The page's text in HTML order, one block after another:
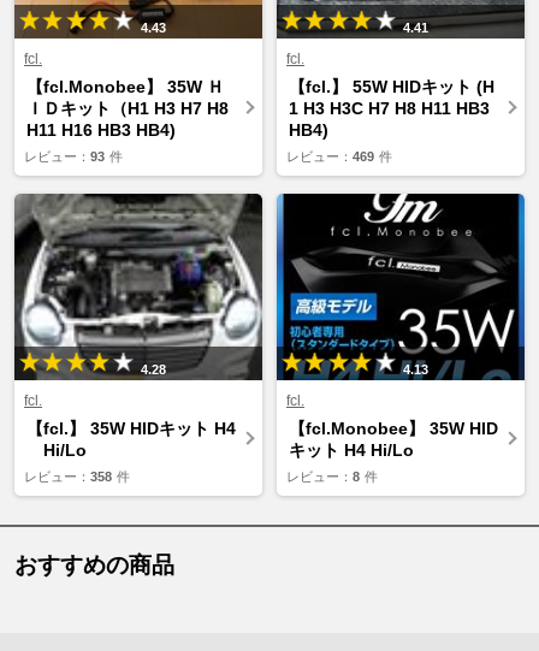
4.43
fcl.
【fcl.Monobee】 35W Ｈ
ＩＤキット（H1 H3 H7 H8
H11 H16 HB3 HB4)
レビュー： 93 件
4.41
fcl.
【fcl.】 55W HIDキット (H
1 H3 H3C H7 H8 H11 HB3
HB4)
レビュー： 469 件
4.28
fcl.
【fcl.】 35W HIDキット H4
Hi/Lo
レビュー： 358 件
4.13
fcl.
【fcl.Monobee】 35W HID
キット H4 Hi/Lo
レビュー： 8 件
おすすめの商品